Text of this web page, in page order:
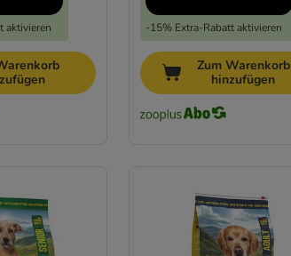
aktivieren -15% Extra-Rabatt aktivieren
Zum Warenkorb
hinzufügen